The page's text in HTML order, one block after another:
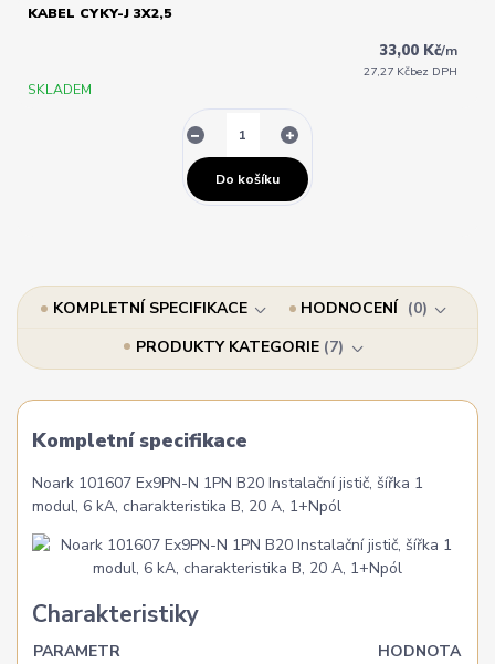
KABEL CYKY-J 3X2,5
33,00 Kč/m
27,27 Kčbez DPH
SKLADEM
Do košíku
KOMPLETNÍ SPECIFIKACE HODNOCENÍ
0
PRODUKTY KATEGORIE 7
Kompletní specifikace
Noark 101607 Ex9PN-N 1PN B20 Instalační jistič, šířka 1
modul, 6 kA, charakteristika B, 20 A, 1+Npól
Charakteristiky
PARAMETR
HODNOTA